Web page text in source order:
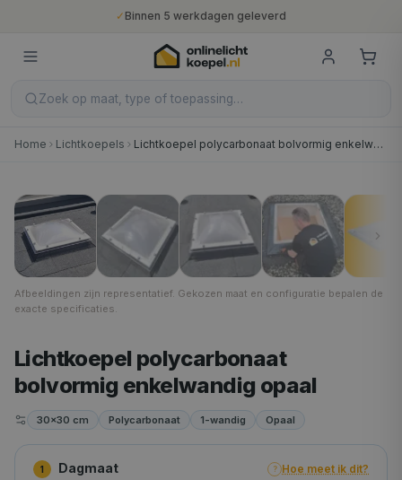
✓ Binnen 5 werkdagen geleverd
Nederlandse productie
Gratis verzending vanaf €400
Zoek op maat, type of toepassing…
Home Lichtkoepels Lichtkoepel polycarbonaat bolvormig enkelwandig opaal
1
Afbeeldingen zijn representatief. Gekozen maat en configuratie bepalen de
exacte specificaties.
Lichtkoepel polycarbonaat
bolvormig enkelwandig opaal
30×30 cm Polycarbonaat 1-wandig Opaal
1 Dagmaat ? Hoe meet ik dit?